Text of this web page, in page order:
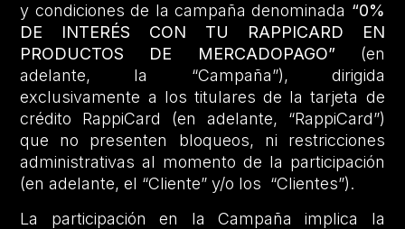
y condiciones de la campaña denominada “0%
DE INTERÉS CON TU RAPPICARD EN
PRODUCTOS DE MERCADOPAGO” (en
adelante, la “Campaña”), dirigida
exclusivamente a los titulares de la tarjeta de
crédito RappiCard (en adelante, “RappiCard”)
que no presenten bloqueos, ni restricciones
administrativas al momento de la participación
(en adelante, el “Cliente” y/o los “Clientes”).
La participación en la Campaña implica la